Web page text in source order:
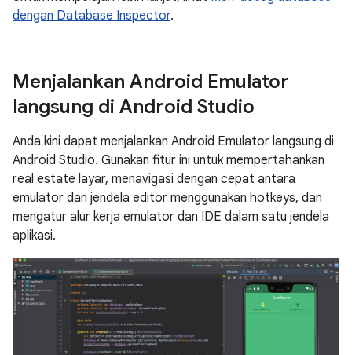
dengan Database Inspector.
Menjalankan Android Emulator
langsung di Android Studio
Anda kini dapat menjalankan Android Emulator langsung di
Android Studio. Gunakan fitur ini untuk mempertahankan
real estate layar, menavigasi dengan cepat antara
emulator dan jendela editor menggunakan hotkeys, dan
mengatur alur kerja emulator dan IDE dalam satu jendela
aplikasi.